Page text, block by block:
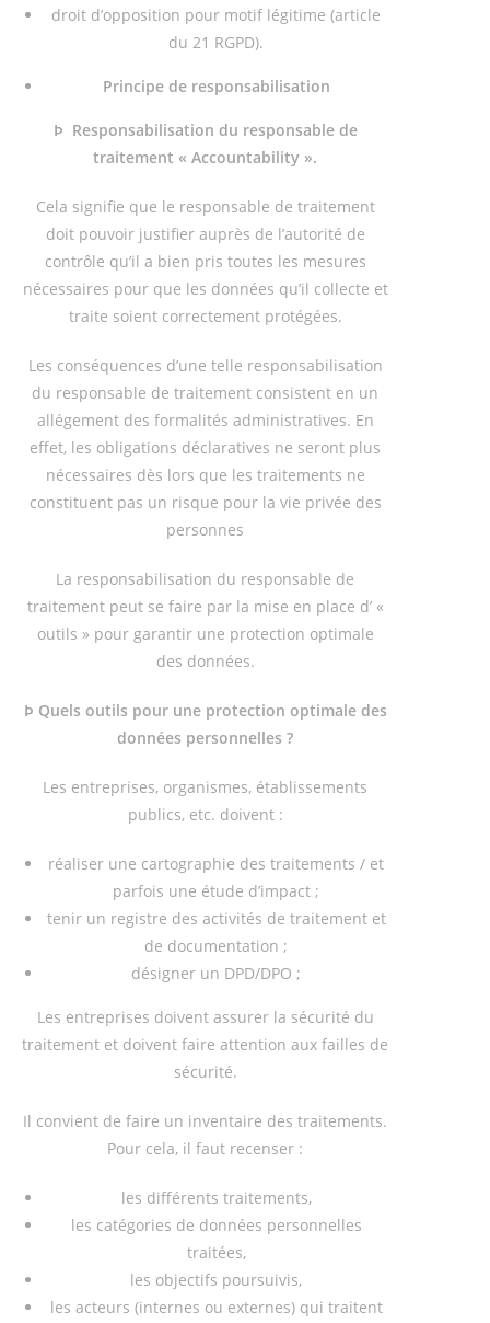
droit d’opposition pour motif légitime (article
du 21 RGPD).
Principe de responsabilisation
Þ Responsabilisation du responsable de
traitement « Accountability ».
Cela signifie que le responsable de traitement
doit pouvoir justifier auprès de l’autorité de
contrôle qu’il a bien pris toutes les mesures
nécessaires pour que les données qu’il collecte et
traite soient correctement protégées.
Les conséquences d’une telle responsabilisation
du responsable de traitement consistent en un
allégement des formalités administratives. En
effet, les obligations déclaratives ne seront plus
nécessaires dès lors que les traitements ne
constituent pas un risque pour la vie privée des
personnes
La responsabilisation du responsable de
traitement peut se faire par la mise en place d’ «
outils » pour garantir une protection optimale
des données.
Þ Quels outils pour une protection optimale des
données personnelles ?
Les entreprises, organismes, établissements
publics, etc. doivent :
réaliser une cartographie des traitements / et
parfois une étude d’impact ;
tenir un registre des activités de traitement et
de documentation ;
désigner un DPD/DPO ;
Les entreprises doivent assurer la sécurité du
traitement et doivent faire attention aux failles de
sécurité.
Il convient de faire un inventaire des traitements.
Pour cela, il faut recenser :
les différents traitements,
les catégories de données personnelles
traitées,
les objectifs poursuivis,
les acteurs (internes ou externes) qui traitent